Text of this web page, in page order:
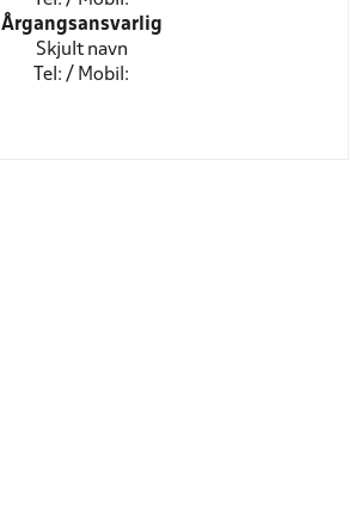
Årgangsansvarlig
Skjult navn
Tel: / Mobil: